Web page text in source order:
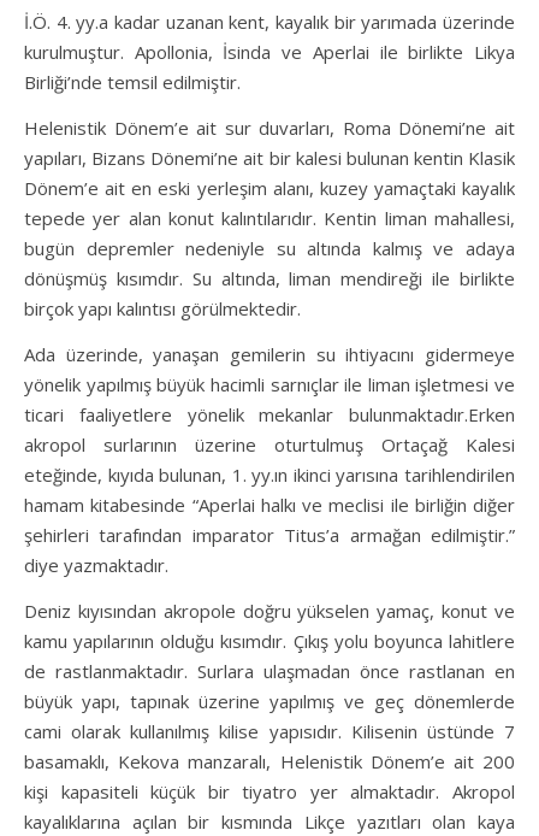
İ.Ö. 4. yy.a kadar uzanan kent, kayalık bir yarımada üzerinde
kurulmuştur. Apollonia, İsinda ve Aperlai ile birlikte Likya
Birliği’nde temsil edilmiştir.
Helenistik Dönem’e ait sur duvarları, Roma Dönemi’ne ait
yapıları, Bizans Dönemi’ne ait bir kalesi bulunan kentin Klasik
Dönem’e ait en eski yerleşim alanı, kuzey yamaçtaki kayalık
tepede yer alan konut kalıntılarıdır. Kentin liman mahallesi,
bugün depremler nedeniyle su altında kalmış ve adaya
dönüşmüş kısımdır. Su altında, liman mendireği ile birlikte
birçok yapı kalıntısı görülmektedir.
Ada üzerinde, yanaşan gemilerin su ihtiyacını gidermeye
yönelik yapılmış büyük hacimli sarnıçlar ile liman işletmesi ve
ticari faaliyetlere yönelik mekanlar bulunmaktadır.Erken
akropol surlarının üzerine oturtulmuş Ortaçağ Kalesi
eteğinde, kıyıda bulunan, 1. yy.ın ikinci yarısına tarihlendirilen
hamam kitabesinde “Aperlai halkı ve meclisi ile birliğin diğer
şehirleri tarafından imparator Titus’a armağan edilmiştir.”
diye yazmaktadır.
Deniz kıyısından akropole doğru yükselen yamaç, konut ve
kamu yapılarının olduğu kısımdır. Çıkış yolu boyunca lahitlere
de rastlanmaktadır. Surlara ulaşmadan önce rastlanan en
büyük yapı, tapınak üzerine yapılmış ve geç dönemlerde
cami olarak kullanılmış kilise yapısıdır. Kilisenin üstünde 7
basamaklı, Kekova manzaralı, Helenistik Dönem’e ait 200
kişi kapasiteli küçük bir tiyatro yer almaktadır. Akropol
kayalıklarına açılan bir kısmında Likçe yazıtları olan kaya